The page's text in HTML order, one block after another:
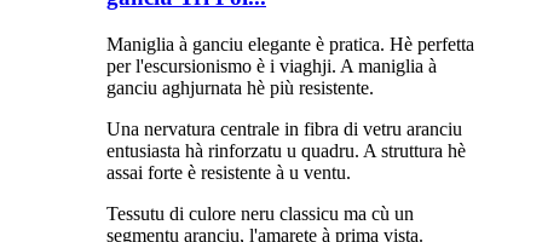
Maniglia à ganciu elegante è pratica. Hè perfetta
per l'escursionismo è i viaghji. A maniglia à
ganciu aghjurnata hè più resistente.
Una nervatura centrale in fibra di vetru aranciu
entusiasta hà rinforzatu u quadru. A struttura hè
assai forte è resistente à u ventu.
Tessutu di culore neru classicu ma cù un
segmentu aranciu, l'amarete à prima vista.